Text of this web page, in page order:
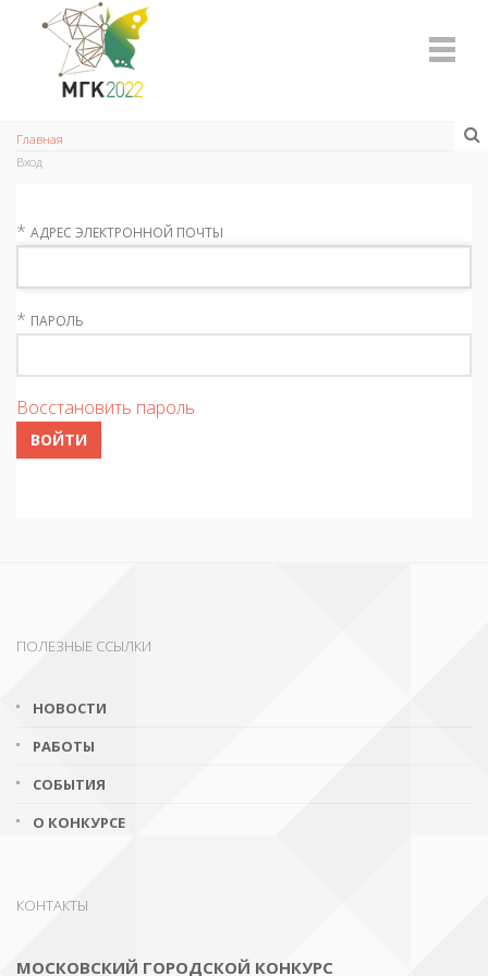
Главная
Вход
* АДРЕС ЭЛЕКТРОННОЙ ПОЧТЫ
* ПАРОЛЬ
Восстановить пароль
ВОЙТИ
ПОЛЕЗНЫЕ ССЫЛКИ
НОВОСТИ
РАБОТЫ
СОБЫТИЯ
О КОНКУРСЕ
КОНТАКТЫ
МОСКОВСКИЙ ГОРОДСКОЙ КОНКУРС